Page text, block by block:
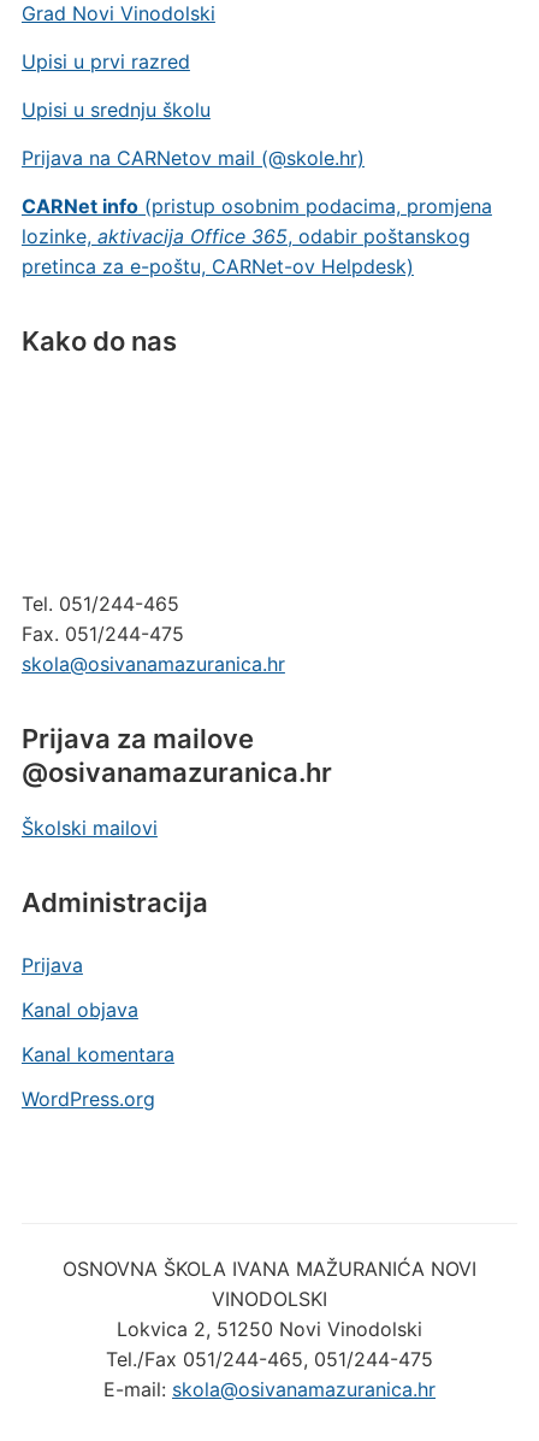
Grad Novi Vinodolski
Upisi u prvi razred
Upisi u srednju školu
Prijava na CARNetov mail (@skole.hr)
CARNet info(pristup osobnim podacima, promjena
lozinke, aktivacija Office 365, odabir poštanskog
pretinca za e-poštu, CARNet-ov Helpdesk)
Kako do nas
Tel. 051/244-465
Fax. 051/244-475
skola@osivanamazuranica.hr
Prijava za mailove
@osivanamazuranica.hr
Školski mailovi
Administracija
Prijava
Kanal objava
Kanal komentara
WordPress.org
OSNOVNA ŠKOLA IVANA MAŽURANIĆA NOVI
VINODOLSKI
Lokvica 2, 51250 Novi Vinodolski
Tel./Fax 051/244-465, 051/244-475
E-mail: skola@osivanamazuranica.hr